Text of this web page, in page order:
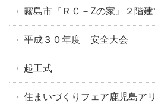
霧島市『ＲＣ－Zの家』２階
平成３０年度 安全大会
起工式
住まいづくりフェア鹿児島ア